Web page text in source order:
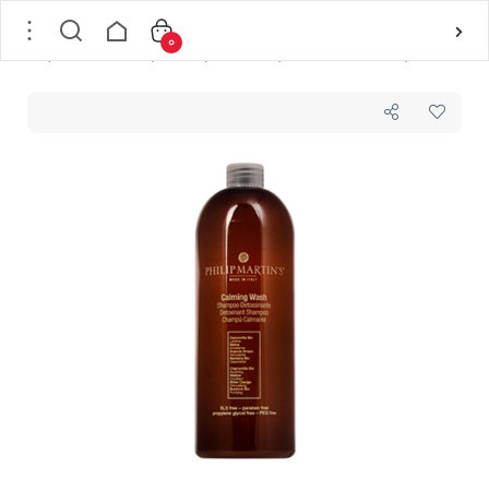
شامپو التیام بخش پوست سر چرب و ضد شوره فیلیپ مارتینز Philip Martin´s حجم 1000 میلی لیتر
0